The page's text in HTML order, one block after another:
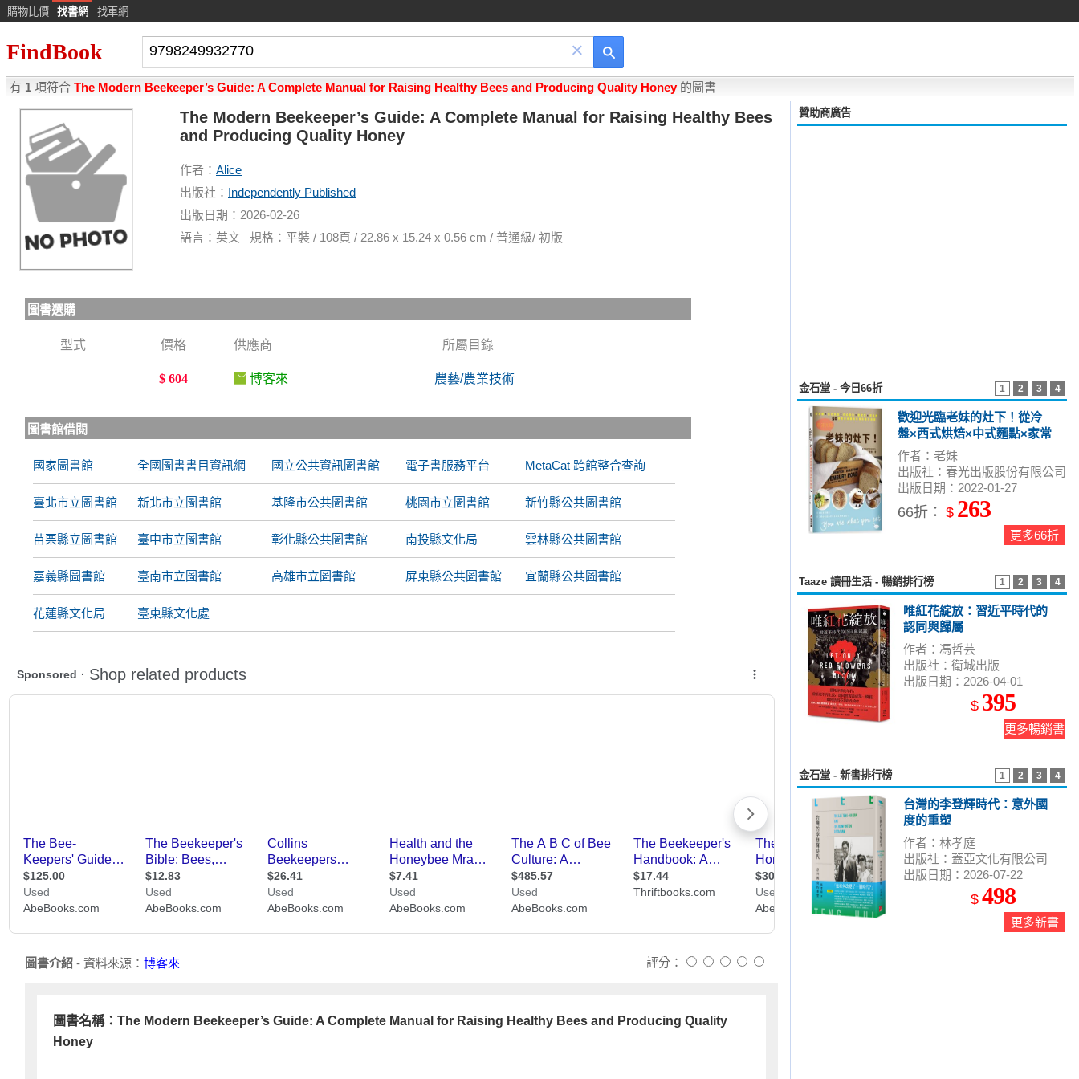
購物比價 找書網 找車網
FindBook ×
有 1 項符合 The Modern Beekeeper’s Guide: A Complete Manual for Raising Healthy Bees and Producing Quality Honey的圖書
The Modern Beekeeper’s Guide: A Complete Manual for Raising Healthy Bees
and Producing Quality Honey
作者： Alice
出版社： Independently Published
出版日期：2026-02-26
語言：英文 規格：平裝 / 108頁 / 22.86 x 15.24 x 0.56 cm / 普通級/ 初版
圖書選購
型式 價格 供應商 所屬目錄
$ 604 博客來 農藝/農業技術
圖書館借閱
國家圖書館 全國圖書書目資訊網 國立公共資訊圖書館 電子書服務平台 MetaCat 跨館整合查詢
臺北市立圖書館 新北市立圖書館 基隆市公共圖書館 桃園市立圖書館 新竹縣公共圖書館
苗栗縣立圖書館 臺中市立圖書館 彰化縣公共圖書館 南投縣文化局 雲林縣公共圖書館
嘉義縣圖書館 臺南市立圖書館 高雄市立圖書館 屏東縣公共圖書館 宜蘭縣公共圖書館
花蓮縣文化局 臺東縣文化處
圖書介紹 - 資料來源： 博客來 評分：
圖書名稱：The Modern Beekeeper’s Guide: A Complete Manual for Raising Healthy Bees and Producing Quality
Honey
贊助商廣告
1 2 3 4
金石堂 - 今日66折
歡迎光臨老妹的灶下！從冷
盤×西式烘焙×中式麵點×家常
菜×甜點的50道低碳減醣美味
無負擔全食譜
作者：老妹
出版社：春光出版股份有限公司
出版日期：2022-01-27
66折： $ 263
更多66折
1 2 3 4
Taaze 讀冊生活 - 暢銷排行榜
唯紅花綻放：習近平時代的
認同與歸屬
作者：馮哲芸
出版社：衛城出版
出版日期：2026-04-01
$ 395
更多暢銷書
1 2 3 4
金石堂 - 新書排行榜
台灣的李登輝時代：意外國
度的重塑
作者：林孝庭
出版社：蓋亞文化有限公司
出版日期：2026-07-22
$ 498
更多新書